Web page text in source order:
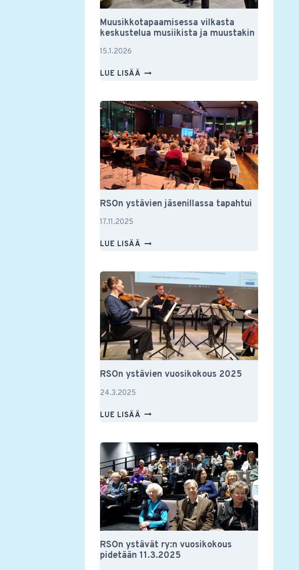
Muusikkotapaamisessa vilkasta
keskustelua musiikista ja muustakin
15.1.2026
LUE LISÄÄ MUUSIKKOTAPAAMISESSA
MUSIIKISTA
MUUSTAKIN
RSOn ystävien jäsenillassa tapahtui
17.11.2025
LUE LISÄÄ RSON
TAPAHTUI
RSOn ystävien vuosikokous 2025
24.3.2025
LUE LISÄÄ RSON
2025
RSOn ystävät ry:n vuosikokous
pidetään 11.3.2025